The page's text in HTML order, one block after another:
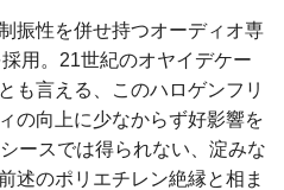
振性を併せ持つオーディオ専
用。21世紀のオヤイデケー
も言える、このハロゲンフリ
の向上に少なからず好影響を
ースでは得られない、淀みな
述のポリエチレン絶縁と相ま